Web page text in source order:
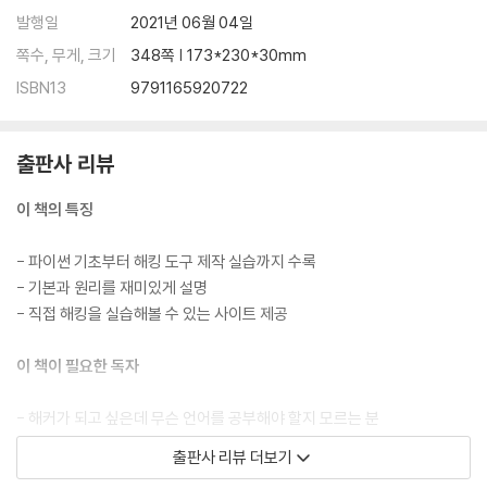
6.1 웹 사이트 정보 수집
6.2 취약점 진단 가이드라인
6.5 웹 취약점 자동화 도구 실습
CHAPTER 07 웹 애플리케이션 제작
7.1 쿠키 탈취를 위한 웹 서버
7.2 IP 및 위치 추적 서버
발행일
2021년 06월 04일
쪽수, 무게, 크기
348쪽 | 173*230*30mm
ISBN13
9791165920722
출판사 리뷰
이 책의 특징
- 파이썬 기초부터 해킹 도구 제작 실습까지 수록
- 기본과 원리를 재미있게 설명
- 직접 해킹을 실습해볼 수 있는 사이트 제공
이 책이 필요한 독자
- 해커가 되고 싶은데 무슨 언어를 공부해야 할지 모르는 분
- 해킹 원리가 궁금한 애플리케이션 개발자
- 파이썬과 해킹을 둘 다 잡고 싶은 분
출판사 리뷰 더보기